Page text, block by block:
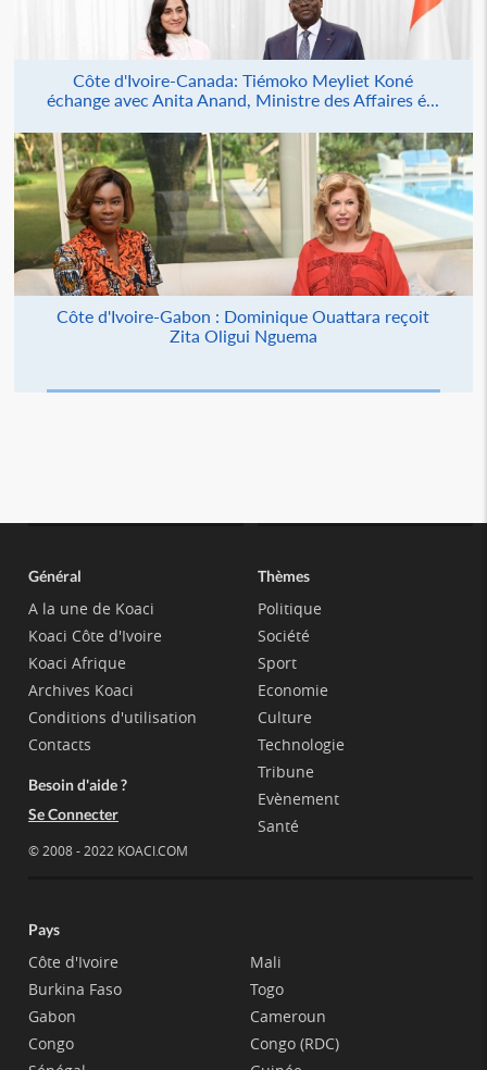
Côte d'Ivoire-Canada: Tiémoko Meyliet Koné
échange avec Anita Anand, Ministre des Affaires é...
Côte d'Ivoire-Gabon : Dominique Ouattara reçoit
Zita Oligui Nguema
Général
A la une de Koaci
Koaci Côte d'Ivoire
Koaci Afrique
Archives Koaci
Conditions d'utilisation
Contacts
Besoin d'aide ?
Se Connecter
© 2008 - 2022 KOACI.COM
Thèmes
Politique
Société
Sport
Economie
Culture
Technologie
Tribune
Evènement
Santé
Pays
Côte d'Ivoire
Burkina Faso
Gabon
Congo
Mali
Togo
Cameroun
Congo (RDC)